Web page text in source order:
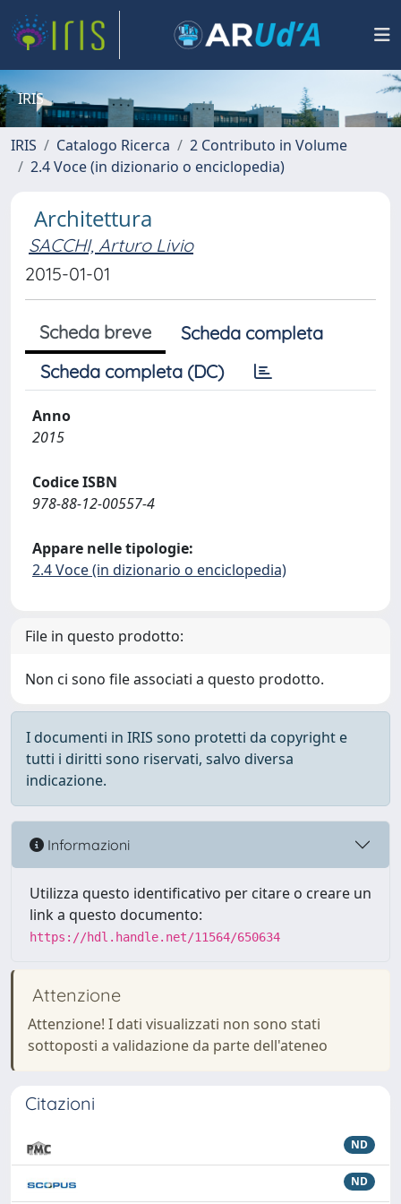
IRIS
IRIS Catalogo Ricerca
2 Contributo in Volume
2.4 Voce (in dizionario o enciclopedia)
Architettura
SACCHI, Arturo Livio
2015-01-01
Scheda breve
Scheda completa
Scheda completa (DC)
Anno
2015
Codice ISBN
978-88-12-00557-4
Appare nelle tipologie:
2.4 Voce (in dizionario o enciclopedia)
File in questo prodotto:
Non ci sono file associati a questo prodotto.
I documenti in IRIS sono protetti da copyright e
tutti i diritti sono riservati, salvo diversa
indicazione.
Informazioni
Utilizza questo identificativo per citare o creare un
link a questo documento:
https://hdl.handle.net/11564/650634
Attenzione
Attenzione! I dati visualizzati non sono stati
sottoposti a validazione da parte dell'ateneo
Citazioni
ND
ND